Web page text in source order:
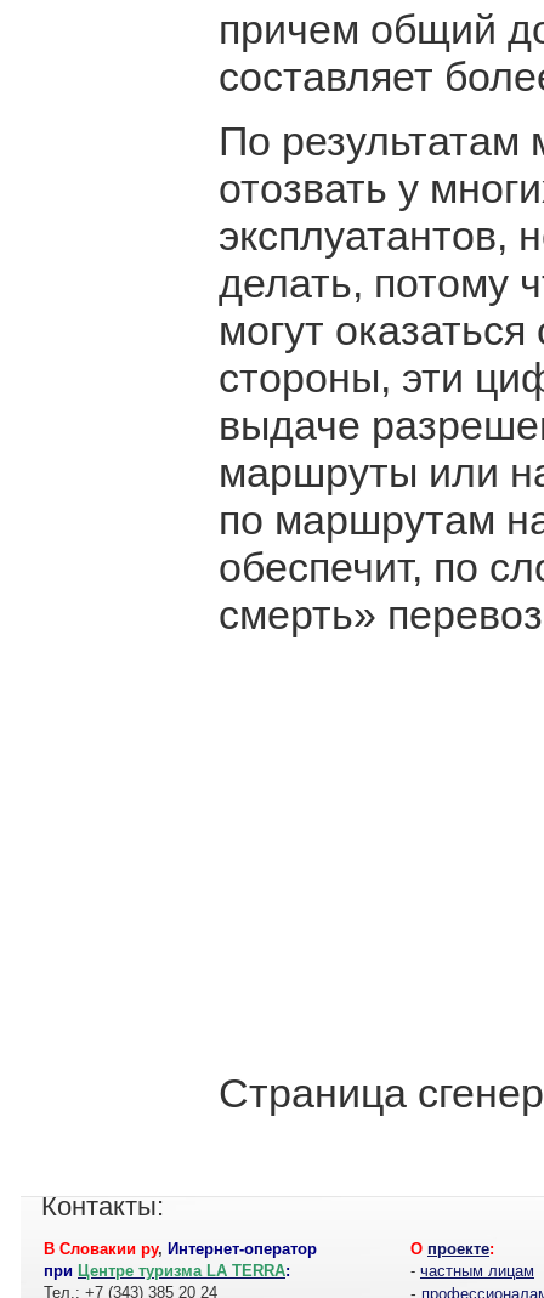
причем общий
составляет
По результатам
отозвать у
эксплуатантов,
делать, потому
могут
стороны, эти
выдаче
маршруты или
по маршрутам
обеспечит, по
смерть»
Страница
Контакты:
В Словакии ру, Интернет-оператор
при Центре туризма LA TERRA:
Тел.: +7 (343) 385 20 24
О проекте:
- частным лицам
-